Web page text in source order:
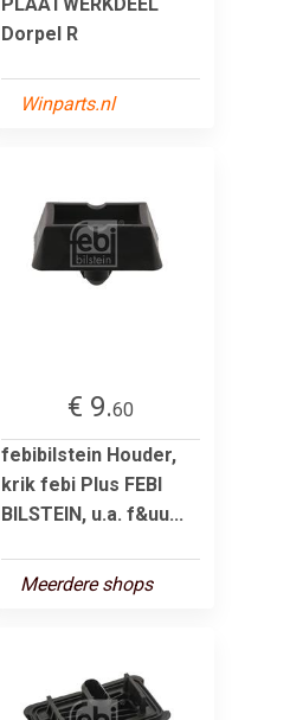
Dorpel R
Winparts.nl
€ 9.60
febibilstein Houder,
krik febi Plus FEBI
BILSTEIN, u.a. f&uu...
Meerdere shops